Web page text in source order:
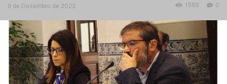
9 de Dezembro de 2022 0
1593